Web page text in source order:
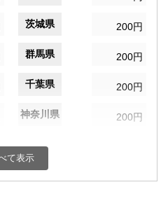
茨城県 200円
群馬県 200円
千葉県 200円
神奈川県 200円
富山県
て表示